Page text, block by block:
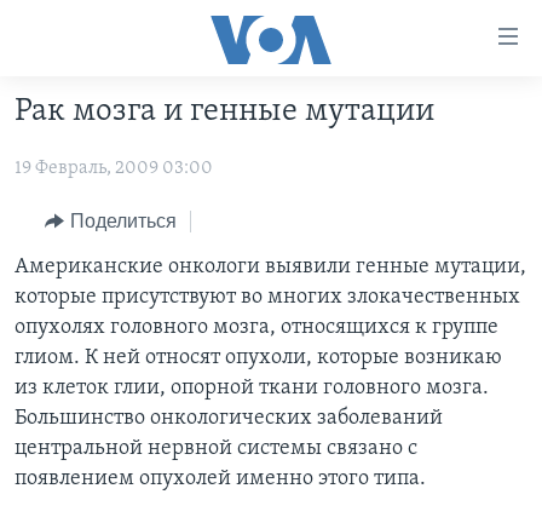
Перейти
на
основной
Перейти
основной
навигации
Перейти
поиск
ПРОГРАММЫ
АМЕРИКА
НОВОСТИ ЗА МИНУТУ
ИТОГИ
ПОЧЕМУ ЭТО ВАЖНО?
ДИСКУССИЯ VOA
НЬЮ-ЙОРК NEW YORK
ПРОЕКТЫ
УЧИМ АНГЛИЙСКИЙ
НАША АМЕРИКАНСКАЯ ИСТОРИЯ
А КАК В АМЕРИКЕ?
АРТЕФАКТЫ
ТЕСТЫ
ЭКСПЕРТИЗА
ИНТЕРВЬЮ
ФАКТЫ ПРОТИВ ФЕЙКОВ
ЗА СВОБОДУ ПРЕССЫ
УЧИМ АНГЛИЙСКИЙ
ВИДЕО
Рак мозга и генные мутации
19 Февраль, 2009 03:00
Поделиться
Американские онкологи выявили генные мутации,
которые присутствуют во многих злокачественных
опухолях головного мозга, относящихся к группе
глиом. К ней относят опухоли, которые возникаю
из клеток глии, опорной ткани головного мозга.
Большинство онкологических заболеваний
центральной нервной системы связано с
появлением опухолей именно этого типа.